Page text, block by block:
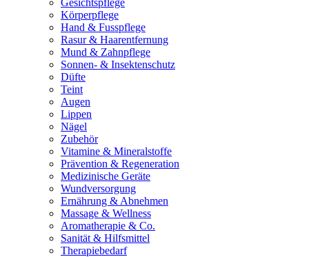
Gesichtspflege
Körperpflege
Hand & Fusspflege
Rasur & Haarentfernung
Mund & Zahnpflege
Sonnen- & Insektenschutz
Düfte
Teint
Augen
Lippen
Nägel
Zubehör
Vitamine & Mineralstoffe
Prävention & Regeneration
Medizinische Geräte
Wundversorgung
Ernährung & Abnehmen
Massage & Wellness
Aromatherapie & Co.
Sanität & Hilfsmittel
Therapiebedarf